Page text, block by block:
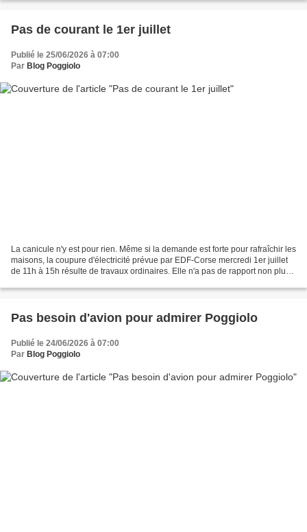
Pas de courant le 1er juillet
Publié le 25/06/2026 à 07:00
Par Blog Poggiolo
La canicule n'y est pour rien. Même si la demande est forte pour rafraîchir les
maisons, la coupure d'électricité prévue par EDF-Corse mercredi 1er juillet
de 11h à 15h résulte de travaux ordinaires. Elle n'a pas de rapport non plus
Pas besoin d'avion pour admirer Poggiolo
Publié le 24/06/2026 à 07:00
Par Blog Poggiolo